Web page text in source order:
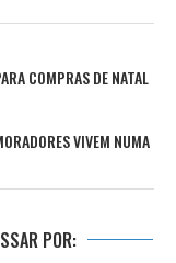
COMPRAS DE NATAL
VIVEM NUMA
POR: